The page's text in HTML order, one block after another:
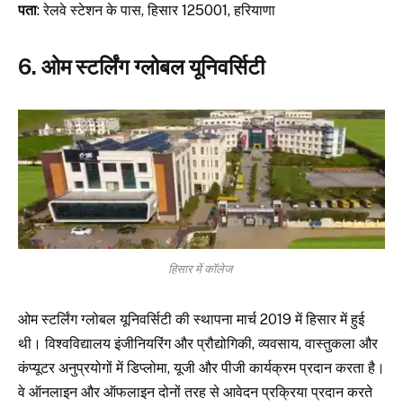
पता: रेलवे स्टेशन के पास, हिसार 125001, हरियाणा
6. ओम स्टर्लिंग ग्लोबल यूनिवर्सिटी
हिसार में कॉलेज
ओम स्टर्लिंग ग्लोबल यूनिवर्सिटी की स्थापना मार्च 2019 में हिसार में हुई
थी। विश्वविद्यालय इंजीनियरिंग और प्रौद्योगिकी, व्यवसाय, वास्तुकला और
कंप्यूटर अनुप्रयोगों में डिप्लोमा, यूजी और पीजी कार्यक्रम प्रदान करता है।
वे ऑनलाइन और ऑफलाइन दोनों तरह से आवेदन प्रक्रिया प्रदान करते